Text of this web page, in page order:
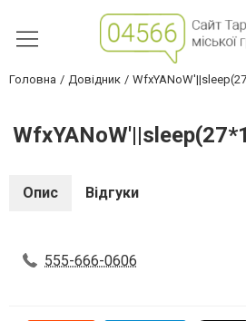
Головна Довідник
Опис Відгуки
555-666-0606